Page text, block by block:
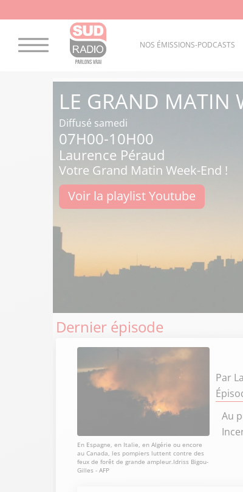
NOS ÉMISSIONS-PODCASTS
LE GRAND MATIN
Diffusé samedi
07H00-10H00
Laurence Péraud
Votre Grand Matin Week-End !
Voir la playlist Youtube
Dernier épisode
En Espagne, en Italie, en Algérie ou encore
au Canada, les pompiers luttent contre des
feux de forêt de grande ampleur.Idriss Bigou-
Gilles - AFP
Par
Au